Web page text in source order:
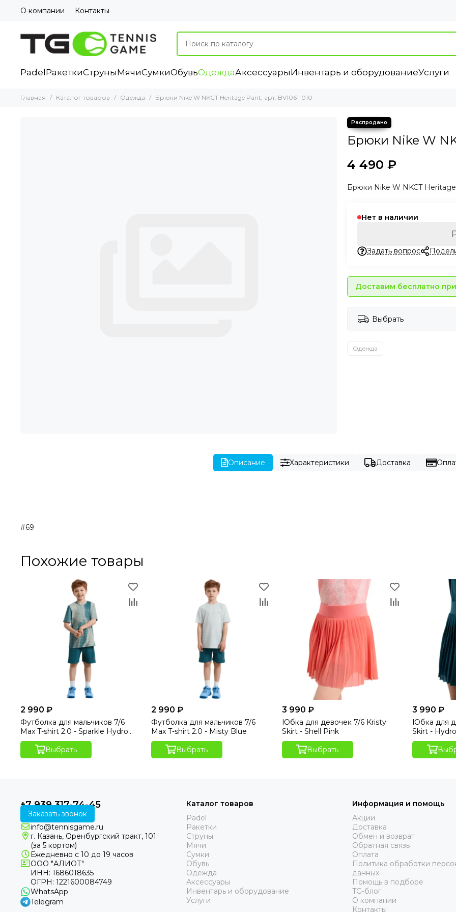
О компании Контакты
Padel РакеткиСтруныМячиСумкиОбувьОдеждаАксессуарыИнвентарь и оборудованиеУслуги
Главная Каталог товаров Одежда Брюки Nike W NKCT Heritage Pant, арт. BV1061-010
Брюки Nike W
4 490 ₽
Брюки Nike W NKCT Heritage
Нет в наличии
Задать вопрос
Доставим бесплатно
Выбрать
Одежда
Описание Характеристики Доставка
#69
Похожие товары
2 990 ₽
Футболка для мальчиков 7/6
Max T-shirt 2.0 - Sparkle Hydro
Print
Выбрать
2 990 ₽
Футболка для мальчиков 7/6
Max T-shirt 2.0 - Misty Blue
Выбрать
3 990 ₽
Юбка для девочек 7/6 Kristy
Skirt - Shell Pink
Выбрать
3 990 ₽
Юбка для
Skirt -
+7 939 317-74-45
Заказать звонок
info@tennisgame.ru
г. Казань, Оренбургский тракт, 101
(за 5 кортом)
Ежедневно с 10 до 19 часов
ООО "АЛИОТ"
ИНН: 1686018635
ОГРН: 1221600084749
WhatsApp
Telegram
Каталог товаров
Padel
Ракетки
Струны
Мячи
Сумки
Обувь
Одежда
Аксессуары
Инвентарь и оборудование
Услуги
Информация и помощь
Акции
Доставка
Обмен и возврат
Обратная связь
Оплата
Политика обработки
данных
Помощь в подборе
TG-блог
О компании
Контакты